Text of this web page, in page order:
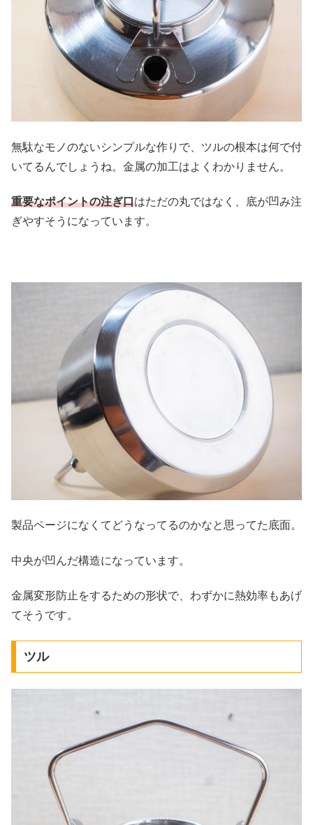
無駄なモノのないシンプルな作りで、ツルの根本は何で付
いてるんでしょうね。金属の加工はよくわかりません。
重要なポイントの注ぎ口はただの丸ではなく、底が凹み注
ぎやすそうになっています。
製品ページになくてどうなってるのかなと思ってた底面。
中央が凹んだ構造になっています。
金属変形防止をするための形状で、わずかに熱効率もあげ
てそうです。
ツル